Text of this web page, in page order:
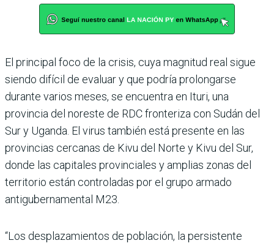
El principal foco de la crisis, cuya magnitud real sigue
siendo difícil de evaluar y que podría prolongarse
durante varios meses, se encuentra en Ituri, una
provincia del noreste de RDC fronteriza con Sudán del
Sur y Uganda. El virus también está presente en las
provincias cercanas de Kivu del Norte y Kivu del Sur,
donde las capitales provinciales y amplias zonas del
territorio están controladas por el grupo armado
antigubernamental M23.
“Los desplazamientos de población, la persistente